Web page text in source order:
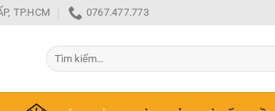
TP.HCM 0767.477.773
Tìm
kiếm: